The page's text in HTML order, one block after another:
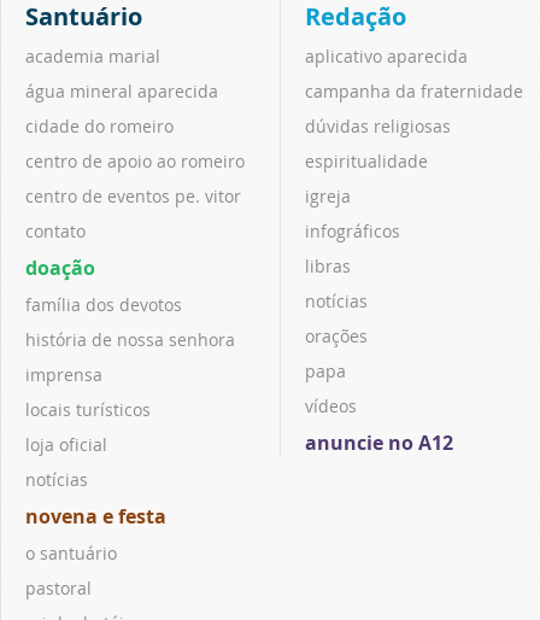
Santuário
academia marial
água mineral aparecida
cidade do romeiro
centro de apoio ao romeiro
centro de eventos pe. vitor
contato
doação
família dos devotos
história de nossa senhora
imprensa
locais turísticos
loja oficial
notícias
novena e festa
o santuário
pastoral
Redação
aplicativo aparecida
campanha da fraternidade
dúvidas religiosas
espiritualidade
igreja
infográficos
libras
notícias
orações
papa
vídeos
anuncie no A12